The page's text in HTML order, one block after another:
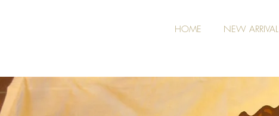
HOME NEW ARRIVAL